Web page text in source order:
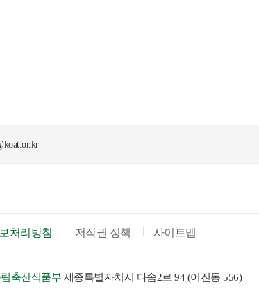
처리방침 저작권 정책 사이트맵
축산식품부 세종특별자치시 다솜2로 94 (어진동 556)